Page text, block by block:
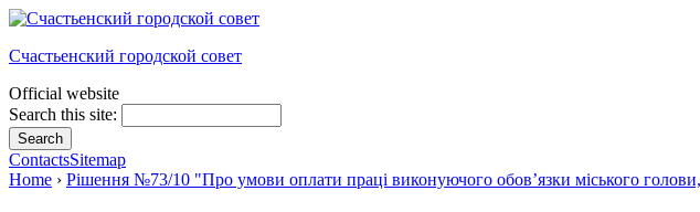
Счастьенский городской совет
Official website
Search this site:
ContactsSitemap
Home › Рішення №73/10 "Про умови оплати праці виконуючого обов’язки міського